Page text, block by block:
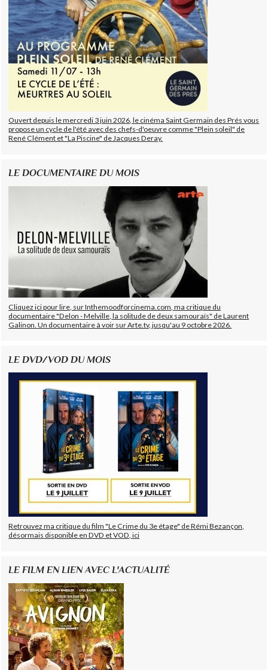
Ouvert depuis le mercredi 3 juin 2026, le cinéma Saint Germain des Prés vous
propose un cycle de l'été avec des chefs-d'oeuvre comme "Plein soleil" de
René Clément et "La Piscine" de Jacques Deray.
LE DOCUMENTAIRE DU MOIS
Cliquez ici pour lire, sur Inthemoodforcinema.com, ma critique du
documentaire "Delon - Melville, la solitude de deux samouraïs" de Laurent
Galinon. Un documentaire à voir sur Arte.tv, jusqu'au 9 octobre 2026.
LE DVD/VOD DU MOIS
Retrouvez ma critique du film "Le Crime du 3e étage" de Rémi Bezançon,
désormais disponible en DVD et VOD, ici
LE FILM EN LIEN AVEC L'ACTUALITÉ